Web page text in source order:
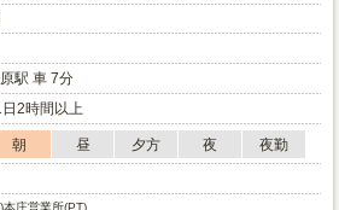
駅 車 7分
2時間以上
朝 昼 夕方 夜
夜勤
本庄営業所(PT)